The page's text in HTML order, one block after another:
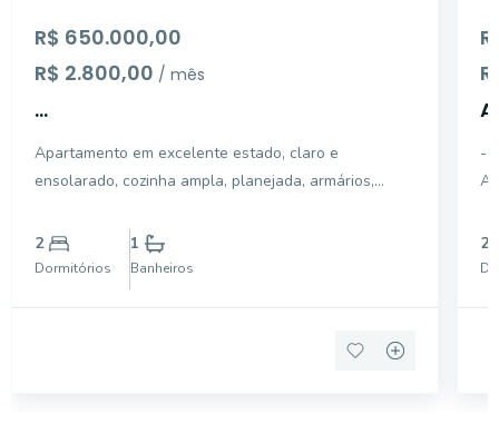
R$ 650.000,00
R$ 2.800,00 / mês
...
Apartamento em excelente estado, claro e
ensolarado, cozinha ampla, planejada, armários,
Directa Imóveis foi fundada em Maio do ano de 1991.
Há 31 anos no mercado, somos especializados na
intermediação
2
Dormitórios
1
Banheiros
-
DO
2